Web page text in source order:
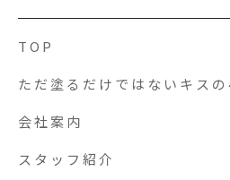
TOP
ただ塗るだけではないキス
会社案内
スタッフ紹介